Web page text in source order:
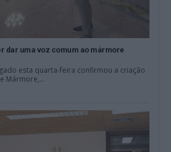
dar uma voz comum ao mármore
esta quarta-feira confirmou a criação
Mármore,...